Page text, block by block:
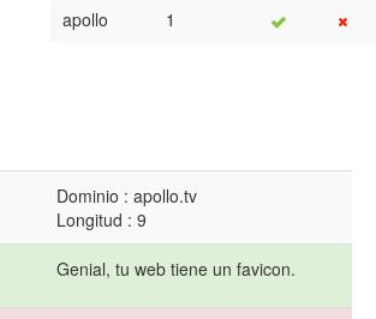
apollo
1
Dominio : apollo.tv
Longitud : 9
Genial, tu web tiene un favicon.